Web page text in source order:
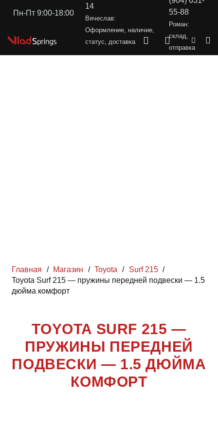
Пн-Пт 9:00-18:00
14
Вячеслав:
Оформление, наличие,
статус, доставка
55-88
Роман:
склад,
отправка
Главная / Магазин / Toyota / Surf 215 /
Toyota Surf 215 — пружины передней подвески — 1.5
дюйма комфорт
TOYOTA SURF 215 —
ПРУЖИНЫ ПЕРЕДНЕЙ
ПОДВЕСКИ — 1.5 ДЮЙМА
КОМФОРТ